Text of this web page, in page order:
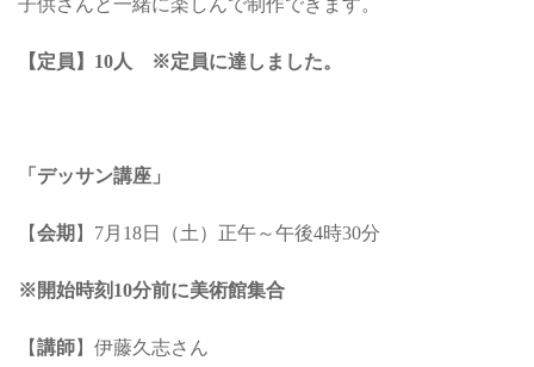
子供さんと一緒に楽しんで制作できます。
【定員】10人 ※定員に達しました。
「デッサン講座」
【会期 】7月18日（土）正午～午後4時30分
※開始時刻10分前に美術館集合
【講師】伊藤久志さん